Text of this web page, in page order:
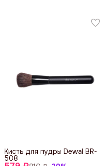
Кисть для пудры Dewal BR-
508